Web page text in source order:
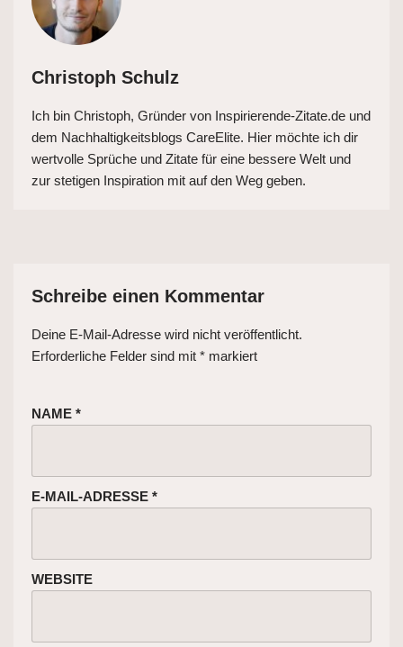
Christoph Schulz
Ich bin Christoph, Gründer von Inspirierende-Zitate.de und
dem Nachhaltigkeitsblogs CareElite. Hier möchte ich dir
wertvolle Sprüche und Zitate für eine bessere Welt und
zur stetigen Inspiration mit auf den Weg geben.
Schreibe einen Kommentar
Deine E-Mail-Adresse wird nicht veröffentlicht.
Erforderliche Felder sind mit * markiert
NAME *
E-MAIL-ADRESSE *
WEBSITE